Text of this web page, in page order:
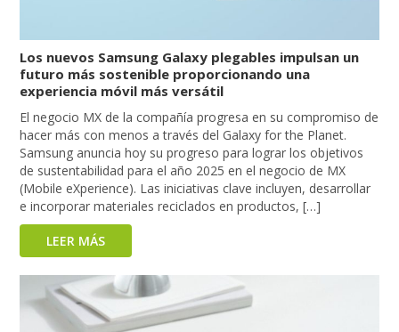
Los nuevos Samsung Galaxy plegables impulsan un
futuro más sostenible proporcionando una
experiencia móvil más versátil
El negocio MX de la compañía progresa en su compromiso de
hacer más con menos a través del Galaxy for the Planet.
Samsung anuncia hoy su progreso para lograr los objetivos
de sustentabilidad para el año 2025 en el negocio de MX
(Mobile eXperience). Las iniciativas clave incluyen, desarrollar
e incorporar materiales reciclados en productos, […]
LEER MÁS